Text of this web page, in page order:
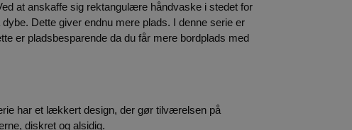
at anskaffe sig rektangulære håndvaske i stedet for
Dette giver endnu mere plads. I denne serie er
er pladsbesparende da du får mere bordplads med
diskret og alsidig.